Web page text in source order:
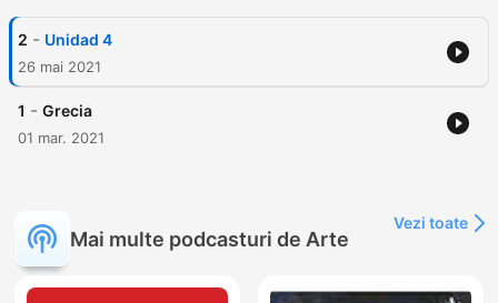
2 - Unidad 4
26 mai 2021
1 - Grecia
01 mar. 2021
Mai multe podcasturi de Arte
Vezi toate